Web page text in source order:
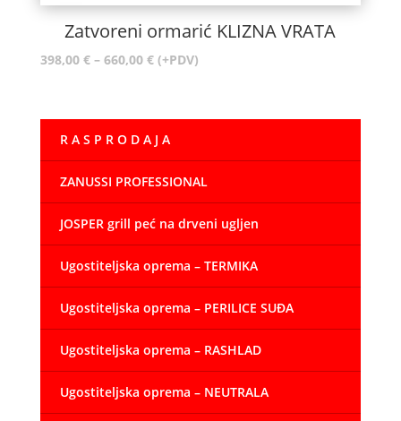
Zatvoreni ormarić KLIZNA VRATA
398,00 € – 660,00 €Raspon
398,00 €
do
660,00 €
(+PDV)
R A S P R O D A J A
ZANUSSI PROFESSIONAL
JOSPER grill peć na drveni ugljen
Ugostiteljska oprema – TERMIKA
Ugostiteljska oprema – PERILICE SUĐA
Ugostiteljska oprema – RASHLAD
Ugostiteljska oprema – NEUTRALA